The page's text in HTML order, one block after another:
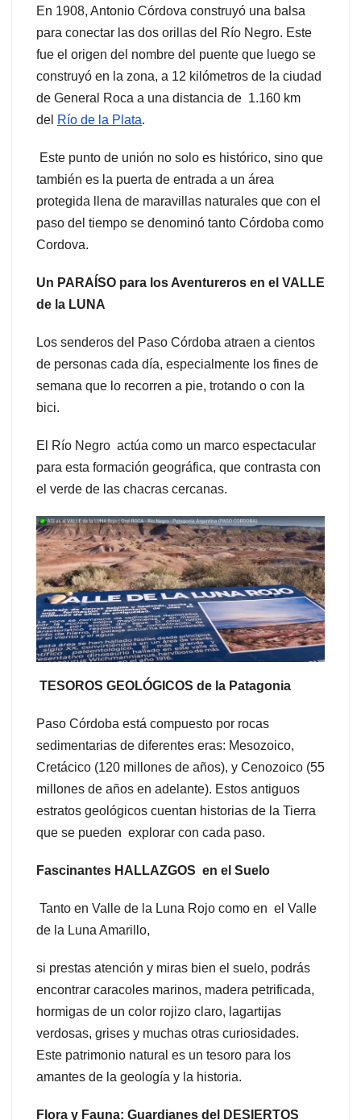
En 1908, Antonio Córdova construyó una balsa
para conectar las dos orillas del Río Negro. Este
fue el origen del nombre del puente que luego se
construyó en la zona, a 12 kilómetros de la ciudad
de General Roca a una distancia de 1.160 km
del Río de la Plata.
Este punto de unión no solo es histórico, sino que
también es la puerta de entrada a un área
protegida llena de maravillas naturales que con el
paso del tiempo se denominó tanto Córdoba como
Cordova.
Un PARAÍSO para los Aventureros en el VALLE
de la LUNA
Los senderos del Paso Córdoba atraen a cientos
de personas cada día, especialmente los fines de
semana que lo recorren a pie, trotando o con la
bici.
El Río Negro actúa como un marco espectacular
para esta formación geográfica, que contrasta con
el verde de las chacras cercanas.
TESOROS GEOLÓGICOS de la Patagonia
Paso Córdoba está compuesto por rocas
sedimentarias de diferentes eras: Mesozoico,
Cretácico (120 millones de años), y Cenozoico (55
millones de años en adelante). Estos antiguos
estratos geológicos cuentan historias de la Tierra
que se pueden explorar con cada paso.
Fascinantes HALLAZGOS en el Suelo
Tanto en Valle de la Luna Rojo como en el Valle
de la Luna Amarillo,
si prestas atención y miras bien el suelo, podrás
encontrar caracoles marinos, madera petrificada,
hormigas de un color rojizo claro, lagartijas
verdosas, grises y muchas otras curiosidades.
Este patrimonio natural es un tesoro para los
amantes de la geología y la historia.
Flora y Fauna: Guardianes del DESIERTOS